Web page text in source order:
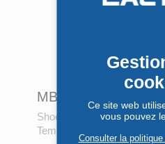
MB2
ShoeBoxPC Intel Alder
Temp. étendue
vous a été
Merci de bien vouloir
mail.
Ce site web
vous pouvez
Consulter la